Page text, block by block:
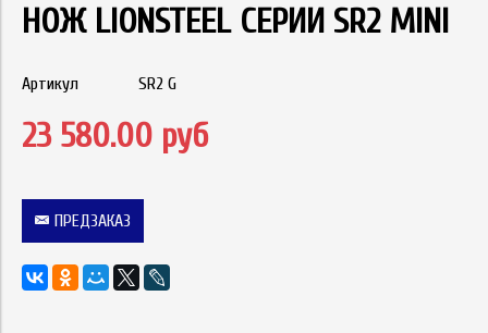
НОЖ LIONSTEEL СЕРИИ SR2 MINI
Артикул SR2 G
23 580.00 руб
ПРЕДЗАКАЗ